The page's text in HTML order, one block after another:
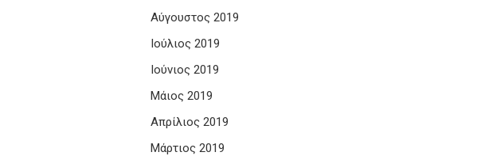
Αύγουστος 2019
Ιούλιος 2019
Ιούνιος 2019
Μάιος 2019
Απρίλιος 2019
Μάρτιος 2019